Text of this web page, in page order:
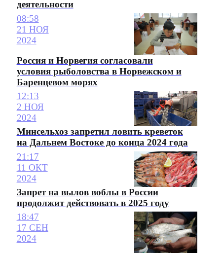
деятельности
08:58
21 НОЯ
2024
Россия и Норвегия согласовали
условия рыболовства в Норвежском и
Баренцевом морях
12:13
2 НОЯ
2024
Минсельхоз запретил ловить креветок
на Дальнем Востоке до конца 2024 года
21:17
11 ОКТ
2024
Запрет на вылов воблы в России
продолжит действовать в 2025 году
18:47
17 СЕН
2024